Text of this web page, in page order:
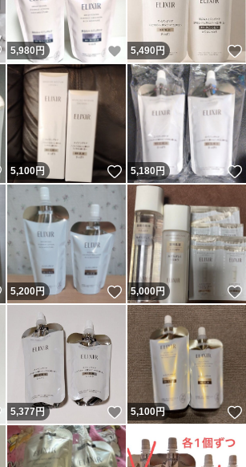
いいね！
5,980円 いいね！
5,490円
いいね！
5,100円 いいね！
5,180円
いいね！
5,200円 いいね！
5,000円
いいね！
5,377円 いいね！
5,100円